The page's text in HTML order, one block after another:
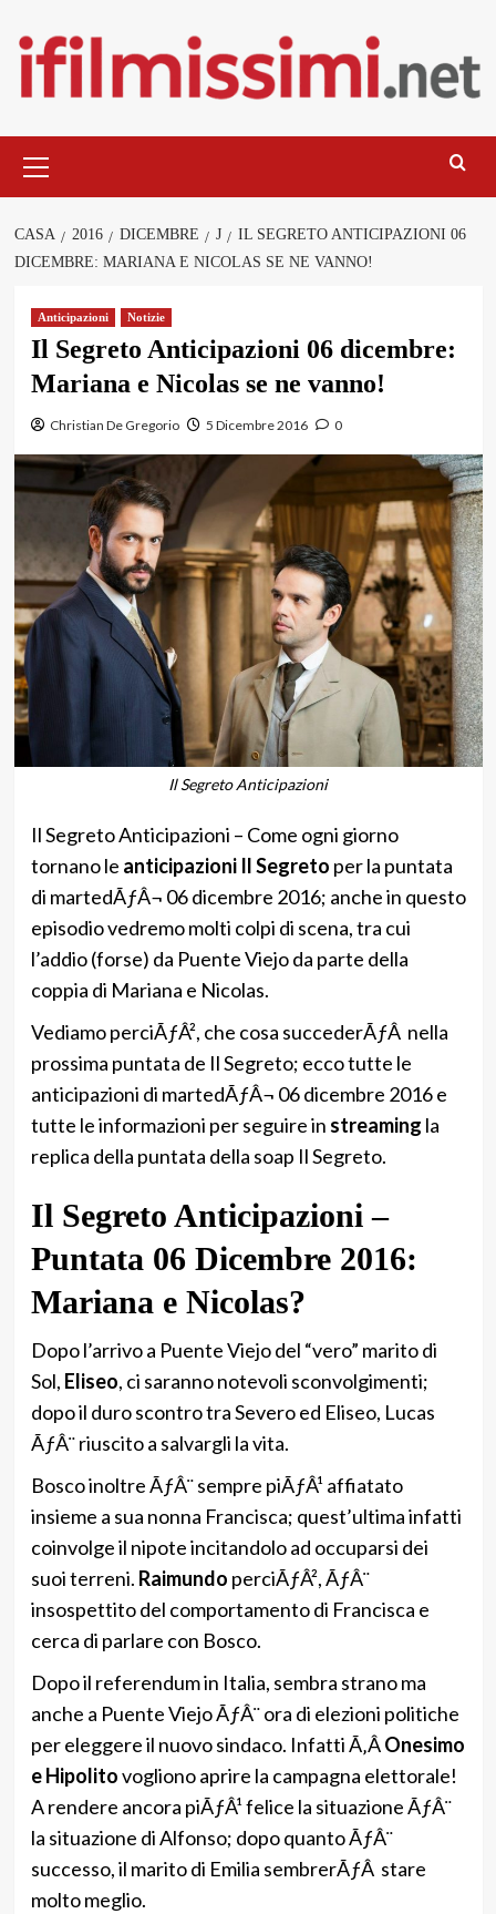
contenuto
principale
CASA 2016 DICEMBRE J
IL SEGRETO ANTICIPAZIONI 06
DICEMBRE: MARIANA E NICOLAS SE NE VANNO!
Anticipazioni Notizie
Il Segreto Anticipazioni 06 dicembre:
Mariana e Nicolas se ne vanno!
Christian De Gregorio 5 Dicembre 2016 0
Il Segreto Anticipazioni
Il Segreto Anticipazioni – Come ogni giorno
tornano le anticipazioni Il Segreto per la puntata
di martedÃƒÂ¬ 06 dicembre 2016; anche in questo
episodio vedremo molti colpi di scena, tra cui
l’addio (forse) da Puente Viejo da parte della
coppia di Mariana e Nicolas.
Vediamo perciÃƒÂ², che cosa succederÃƒÂ nella
prossima puntata de Il Segreto; ecco tutte le
anticipazioni di martedÃƒÂ¬ 06 dicembre 2016 e
tutte le informazioni per seguire in streaming la
replica della puntata della soap Il Segreto.
Il Segreto Anticipazioni –
Puntata 06 Dicembre 2016:
Mariana e Nicolas?
Dopo l’arrivo a Puente Viejo del “vero” marito di
Sol, Eliseo, ci saranno notevoli sconvolgimenti;
dopo il duro scontro tra Severo ed Eliseo, Lucas
ÃƒÂ¨ riuscito a salvargli la vita.
Bosco inoltre ÃƒÂ¨ sempre piÃƒÂ¹ affiatato
insieme a sua nonna Francisca; quest’ultima infatti
coinvolge il nipote incitandolo ad occuparsi dei
suoi terreni. Raimundo perciÃƒÂ², ÃƒÂ¨
insospettito del comportamento di Francisca e
cerca di parlare con Bosco.
Dopo il referendum in Italia, sembra strano ma
anche a Puente Viejo ÃƒÂ¨ ora di elezioni politiche
per eleggere il nuovo sindaco. Infatti Ã‚ÂOnesimo
e Hipolitovogliono aprire la campagna elettorale!
A rendere ancora piÃƒÂ¹ felice la situazione ÃƒÂ¨
la situazione di Alfonso; dopo quanto ÃƒÂ¨
successo, il marito di Emilia sembrerÃƒÂ stare
molto meglio.